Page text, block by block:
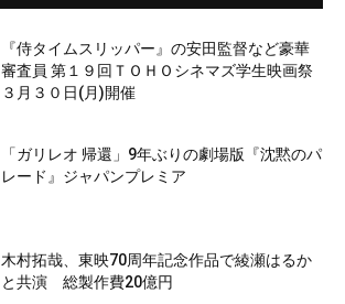
『侍タイムスリッパー』の安田監督など豪華
審査員 第１９回ＴＯＨＯシネマズ学生映画祭
３月３０日(月)開催
「ガリレオ 帰還」9年ぶりの劇場版『沈黙のパ
レード』ジャパンプレミア
木村拓哉、東映70周年記念作品で綾瀬はるか
と共演 総製作費20億円